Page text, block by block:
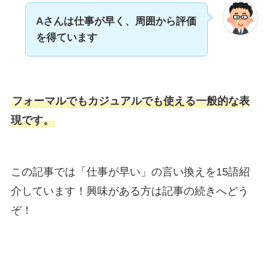
Aさんは仕事が早く、 周囲から評価
を得ています
フォーマルでもカジュアルでも使える一般的な表
現です。
この記事では「仕事が早い」の言い換えを15語紹
介しています！興味がある方は記事の続きへどう
ぞ！